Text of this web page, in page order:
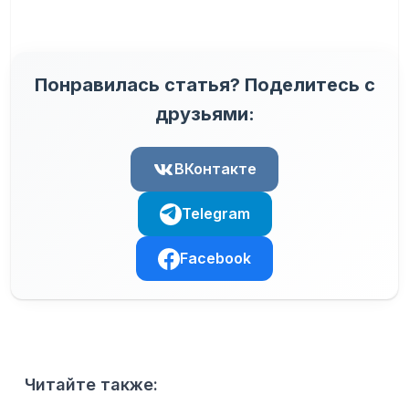
Понравилась статья? Поделитесь с
друзьями:
ВКонтакте
Telegram
Facebook
Читайте также: